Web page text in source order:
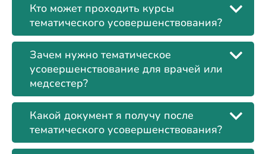
Кто может проходить курсы
тематического усовершенствования?
Зачем нужно тематическое
усовершенствование для врачей или
медсестер?
Какой документ я получу после
тематического усовершенствования?